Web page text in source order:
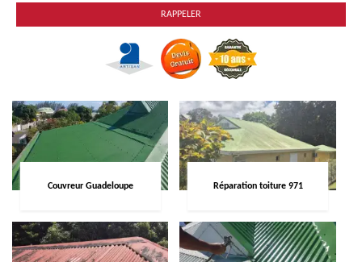
Couvreur Guadeloupe Réparation toiture 971